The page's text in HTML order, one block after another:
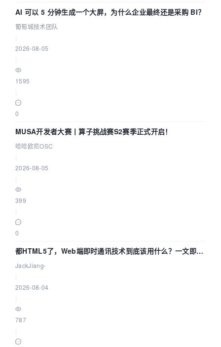
AI 可以 5 分钟生成一个大屏，为什么企业最终还是采购 BI？
葡萄城技术团队
2026-08-05
1595
0
MUSA开发者大赛丨算子挑战赛S2赛季正式开启！
哈哈欧尼OSC
2026-08-05
399
0
都HTML5了，Web端即时通讯技术到底该用什么？一文即
懂！
JackJiang-
2026-08-04
787